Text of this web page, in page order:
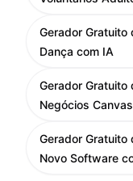
Gerador Gratuito
Dança com IA
Gerador Gratuito
Negócios
Gerador Gratuito
Novo Software